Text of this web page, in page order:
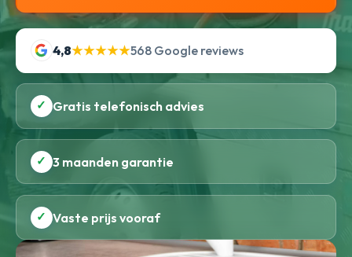
4,8★★★★★568 Google reviews
✓ Gratis telefonisch advies
✓ 3 maanden garantie
✓ Vaste prijs vooraf